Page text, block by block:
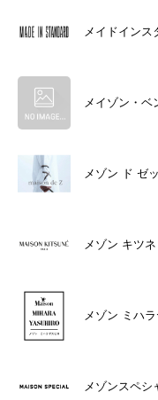
メイドインス
メイゾン・ベ
メゾン ド ゼ
メゾン キツネ
メゾン ミハ
メゾンスペシ